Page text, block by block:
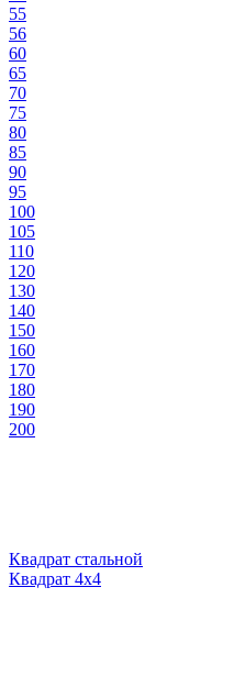
55
56
60
65
70
75
80
85
90
95
100
105
110
120
130
140
150
160
170
180
190
200
Квадрат стальной
Квадрат 4х4